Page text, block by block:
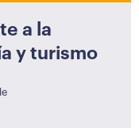
a la
y turismo